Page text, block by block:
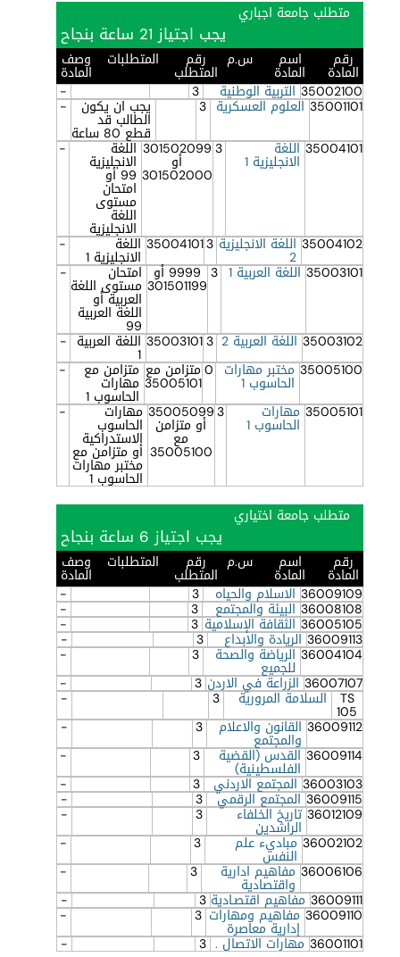
متطلب جامعة اجباري
يجب اجتياز 21 ساعة بنجاح
رقم
المادة
اسم
المادة
س.م رقم
المتطلب
المتطلبات وصف
المادة
35002100 التربية الوطنية 3
-
35001101 العلوم العسكرية 3 يجب ان يكون
الطالب قد
قطع 80 ساعة
-
35004101 اللغة
الانجليزية 1
3
301502099
أو
301502000
اللغة
الانجليزية
99 أو
امتحان
مستوى
اللغة
الانجليزية
-
35004102 اللغة الانجليزية
2
3
35004101 اللغة
الانجليزية 1
-
35003101 اللغة العربية 1 3 9999 أو
301501199
امتحان
مستوى اللغة
العربية أو
اللغة العربية
99
-
35003102 اللغة العربية 2 3
35003101 اللغة العربية
1
-
35005100 مختبر مهارات
الحاسوب 1
0متزامن مع
35005101
متزامن مع
مهارات
الحاسوب 1
-
35005101 مهارات
الحاسوب 1
3
35005099
أو متزامن
مع
35005100
مهارات
الحاسوب
الاستدراكية
أو متزامن مع
مختبر مهارات
الحاسوب 1
-
متطلب جامعة اختياري
يجب اجتياز 6 ساعة بنجاح
رقم
المادة
اسم
المادة
س.م رقم
المتطلب
المتطلبات وصف
المادة
36009109 الاسلام والحياه 3
-
36008108 البيئة والمجتمع 3
-
36005105 الثقافة الإسلامية 3
-
36009113 الريادة والابداع 3
-
36004104 الرياضة والصحة
للجميع
3
-
36007107 الزراعة في الاردن 3
-
TS
105
السلامة المرورية 3
-
36009112 القانون والاعلام
والمجتمع
3
-
36009114 القدس (القضية
الفلسطينية)
3
-
36003103 المجتمع الاردني 3
-
36009115 المجتمع الرقمي 3
-
36012109 تاريخ الخلفاء
الراشدين
3
-
36002102 مباديء علم
النفس
3
-
36006106 مفاهيم ادارية
واقتصادية
3
-
36009111 مفاهيم اقتصـادية 3
-
36009110 مفاهيم ومهارات
إدارية معاصرة
3
-
36001101 مهارات الاتصال . 3
-